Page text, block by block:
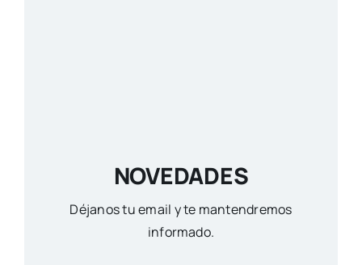
NOVEDADES
Déjanos tu email y te mantendremos
informado.